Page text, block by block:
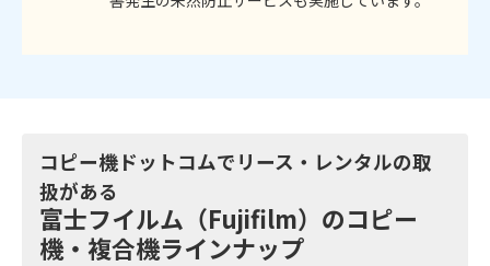
コピー機ドットコムでリース・レンタルの取
扱がある
富士フイルム（Fujifilm）のコピー
機・複合機ラインナップ